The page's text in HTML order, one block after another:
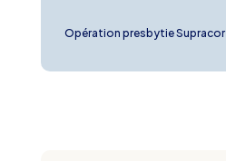
Opération presbytie Supracor